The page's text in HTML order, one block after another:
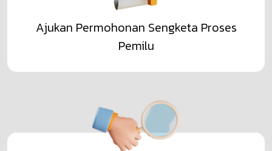
Ajukan Permohonan Sengketa Proses
Pemilu